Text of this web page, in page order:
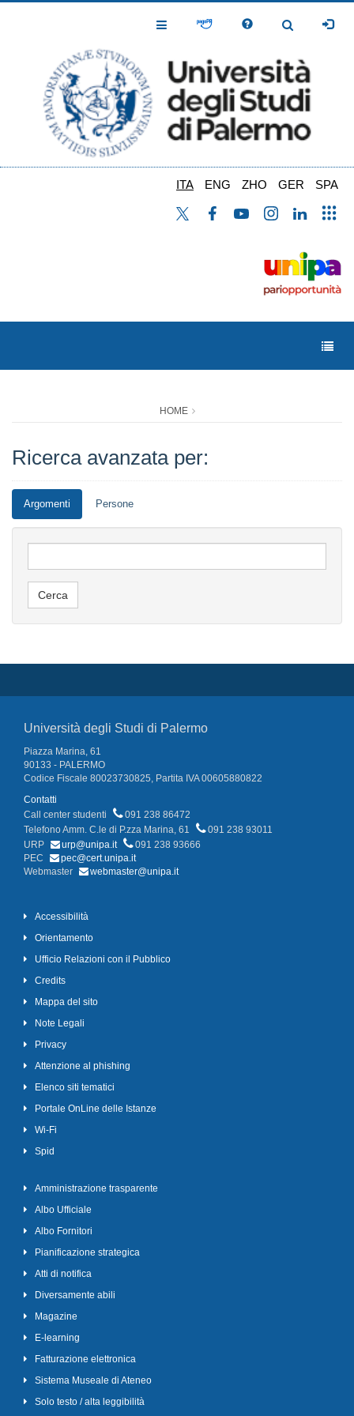
Toggle
Toggle
ITA ENG ZHO GER SPA
HOME
Ricerca avanzata per:
Argomenti Persone
Università degli Studi di Palermo
Piazza Marina, 61
90133 - PALERMO
Codice Fiscale 80023730825, Partita IVA 00605880822
Contatti
Call center studenti
091 238 86472
Telefono Amm. C.le di P.zza Marina, 61
091 238 93011
URP
urp@unipa.it
091 238 93666
PEC
pec@cert.unipa.it
Webmaster
webmaster@unipa.it
Accessibilità
Orientamento
Ufficio Relazioni con il Pubblico
Credits
Mappa del sito
Note Legali
Privacy
Attenzione al phishing
Elenco siti tematici
Portale OnLine delle Istanze
Wi-Fi
Spid
Amministrazione trasparente
Albo Ufficiale
Albo Fornitori
Pianificazione strategica
Atti di notifica
Diversamente abili
Magazine
E-learning
Fatturazione elettronica
Sistema Museale di Ateneo
Solo testo / alta leggibilità